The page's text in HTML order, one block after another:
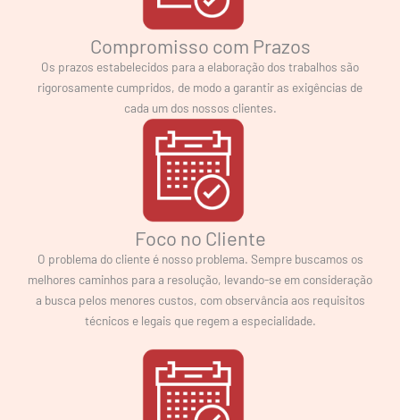
Compromisso com Prazos
Os prazos estabelecidos para a elaboração dos trabalhos são
rigorosamente cumpridos, de modo a garantir as exigências de
cada um dos nossos clientes.
Foco no Cliente
O problema do cliente é nosso problema. Sempre buscamos os
melhores caminhos para a resolução, levando-se em consideração
a busca pelos menores custos, com observância aos requisitos
técnicos e legais que regem a especialidade.